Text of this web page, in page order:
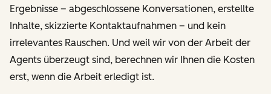
Ergebnisse – abgeschlossene Konversationen, erstellte
Inhalte, skizzierte Kontaktaufnahmen – und kein
irrelevantes Rauschen. Und weil wir von der Arbeit der
Agents überzeugt sind, berechnen wir Ihnen die Kosten
erst, wenn die Arbeit erledigt ist.